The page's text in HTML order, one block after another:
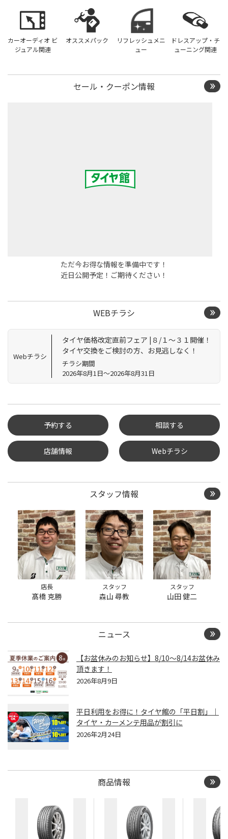
カーオーディオ ビ
ジュアル関連
オススメパック
リフレッシュメニ
ュー
ドレスアップ・チ
ューニング関連
セール・クーポン情報
ただ今お得な情報を準備中です！
近日公開予定！ご期待ください！
WEBチラシ
Webチラシ
タイヤ価格改定直前フェア |８/１～３１開催！
タイヤ交換をご検討の方、お見逃しなく！
チラシ期間
2026年8月1日～2026年8月31日
予約する
タイヤ点検・安全点検/タ
約
クローク契約会員専用タ
イヤ履き替え※タイヤ履
き替えを希望のクローク
契約会員の方はこちらを
選択ください
本日のタイヤ履き替え順
番待ち予約 ※クローク契
約会員の方はご利用いた
だけません
相談する
店舗情報 Webチラシ
スタッフ情報
店長
髙橋 克勝
スタッフ
森山 尋教
スタッフ
山田 健二
ニュース
【お盆休みのお知らせ】8/10～8/14お盆休み
頂きます！
2026年8月9日
平日利用をお得に！タイヤ館の「平日割」｜
タイヤ・カーメンテ用品が割引に
2026年2月24日
商品情報